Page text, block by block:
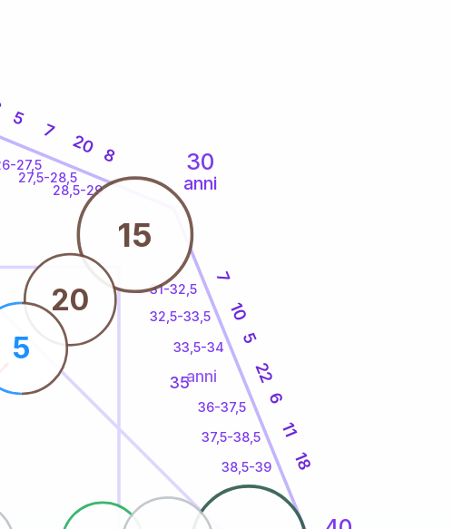
30
anni
27,5
27,5-28,5
28,5-29
31-32,5
32,5-33,5
33,5-34
36-37,5
37,5-38,5
38,5-39
5
7
20 8
7
10
5
22
6
11
18
15
20
5
35anni